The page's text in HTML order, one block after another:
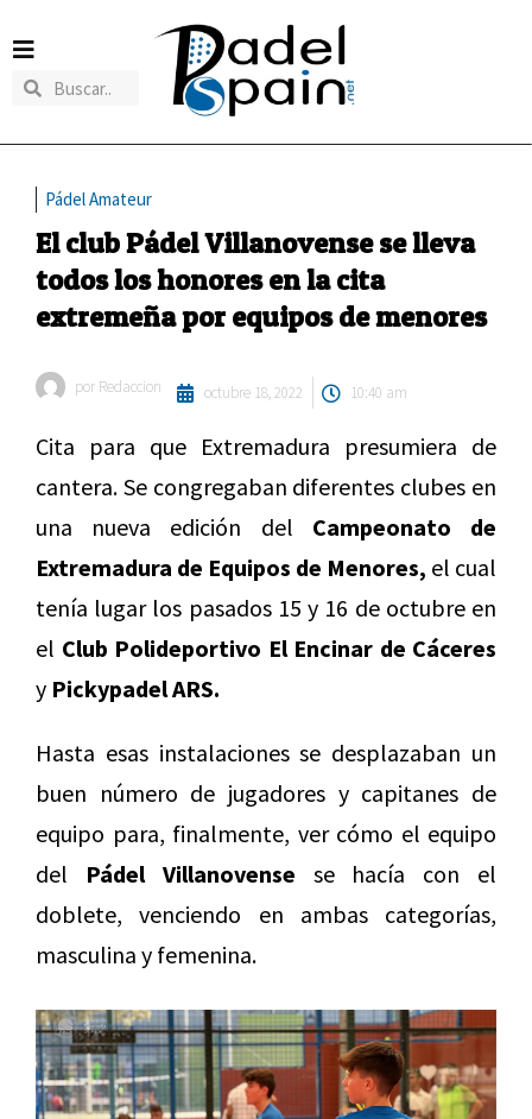
Pádel Amateur
El club Pádel Villanovense se lleva
todos los honores en la cita
extremeña por equipos de menores
por Redaccion octubre 18, 2022 10:40 am
Cita para que Extremadura presumiera de
cantera. Se congregaban diferentes clubes en
una nueva edición del Campeonato de
Extremadura de Equipos de Menores, el cual
tenía lugar los pasados 15 y 16 de octubre en
el Club Polideportivo El Encinar de Cáceres
y Pickypadel ARS.
Hasta esas instalaciones se desplazaban un
buen número de jugadores y capitanes de
equipo para, finalmente, ver cómo el equipo
del Pádel Villanovense se hacía con el
doblete, venciendo en ambas categorías,
masculina y femenina.